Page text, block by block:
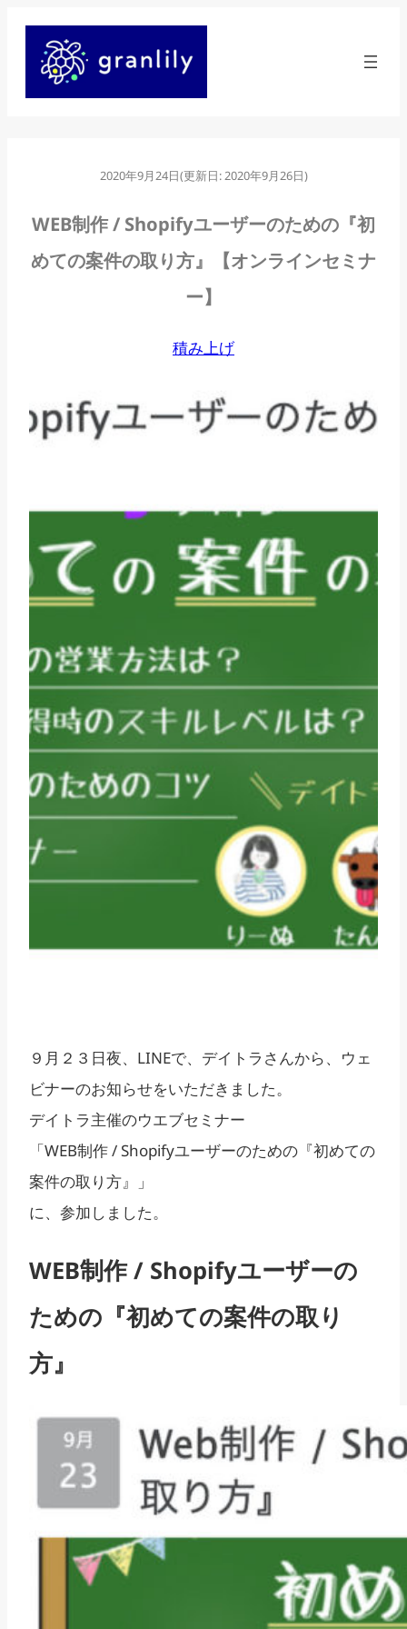
2020年9月24日(更新日:2020年9月26日)
WEB制作 / Shopifyユーザーのための『初
めての案件の取り方』【オンラインセミナ
ー】
積み上げ
９月２３日夜、LINEで、デイトラさんから、ウェ
ビナーのお知らせをいただきました。
デイトラ主催のウエブセミナー
「WEB制作 / Shopifyユーザーのための『初めての
案件の取り方』」
に、参加しました。
WEB制作 / Shopifyユーザーの
ための『初めての案件の取り
方』